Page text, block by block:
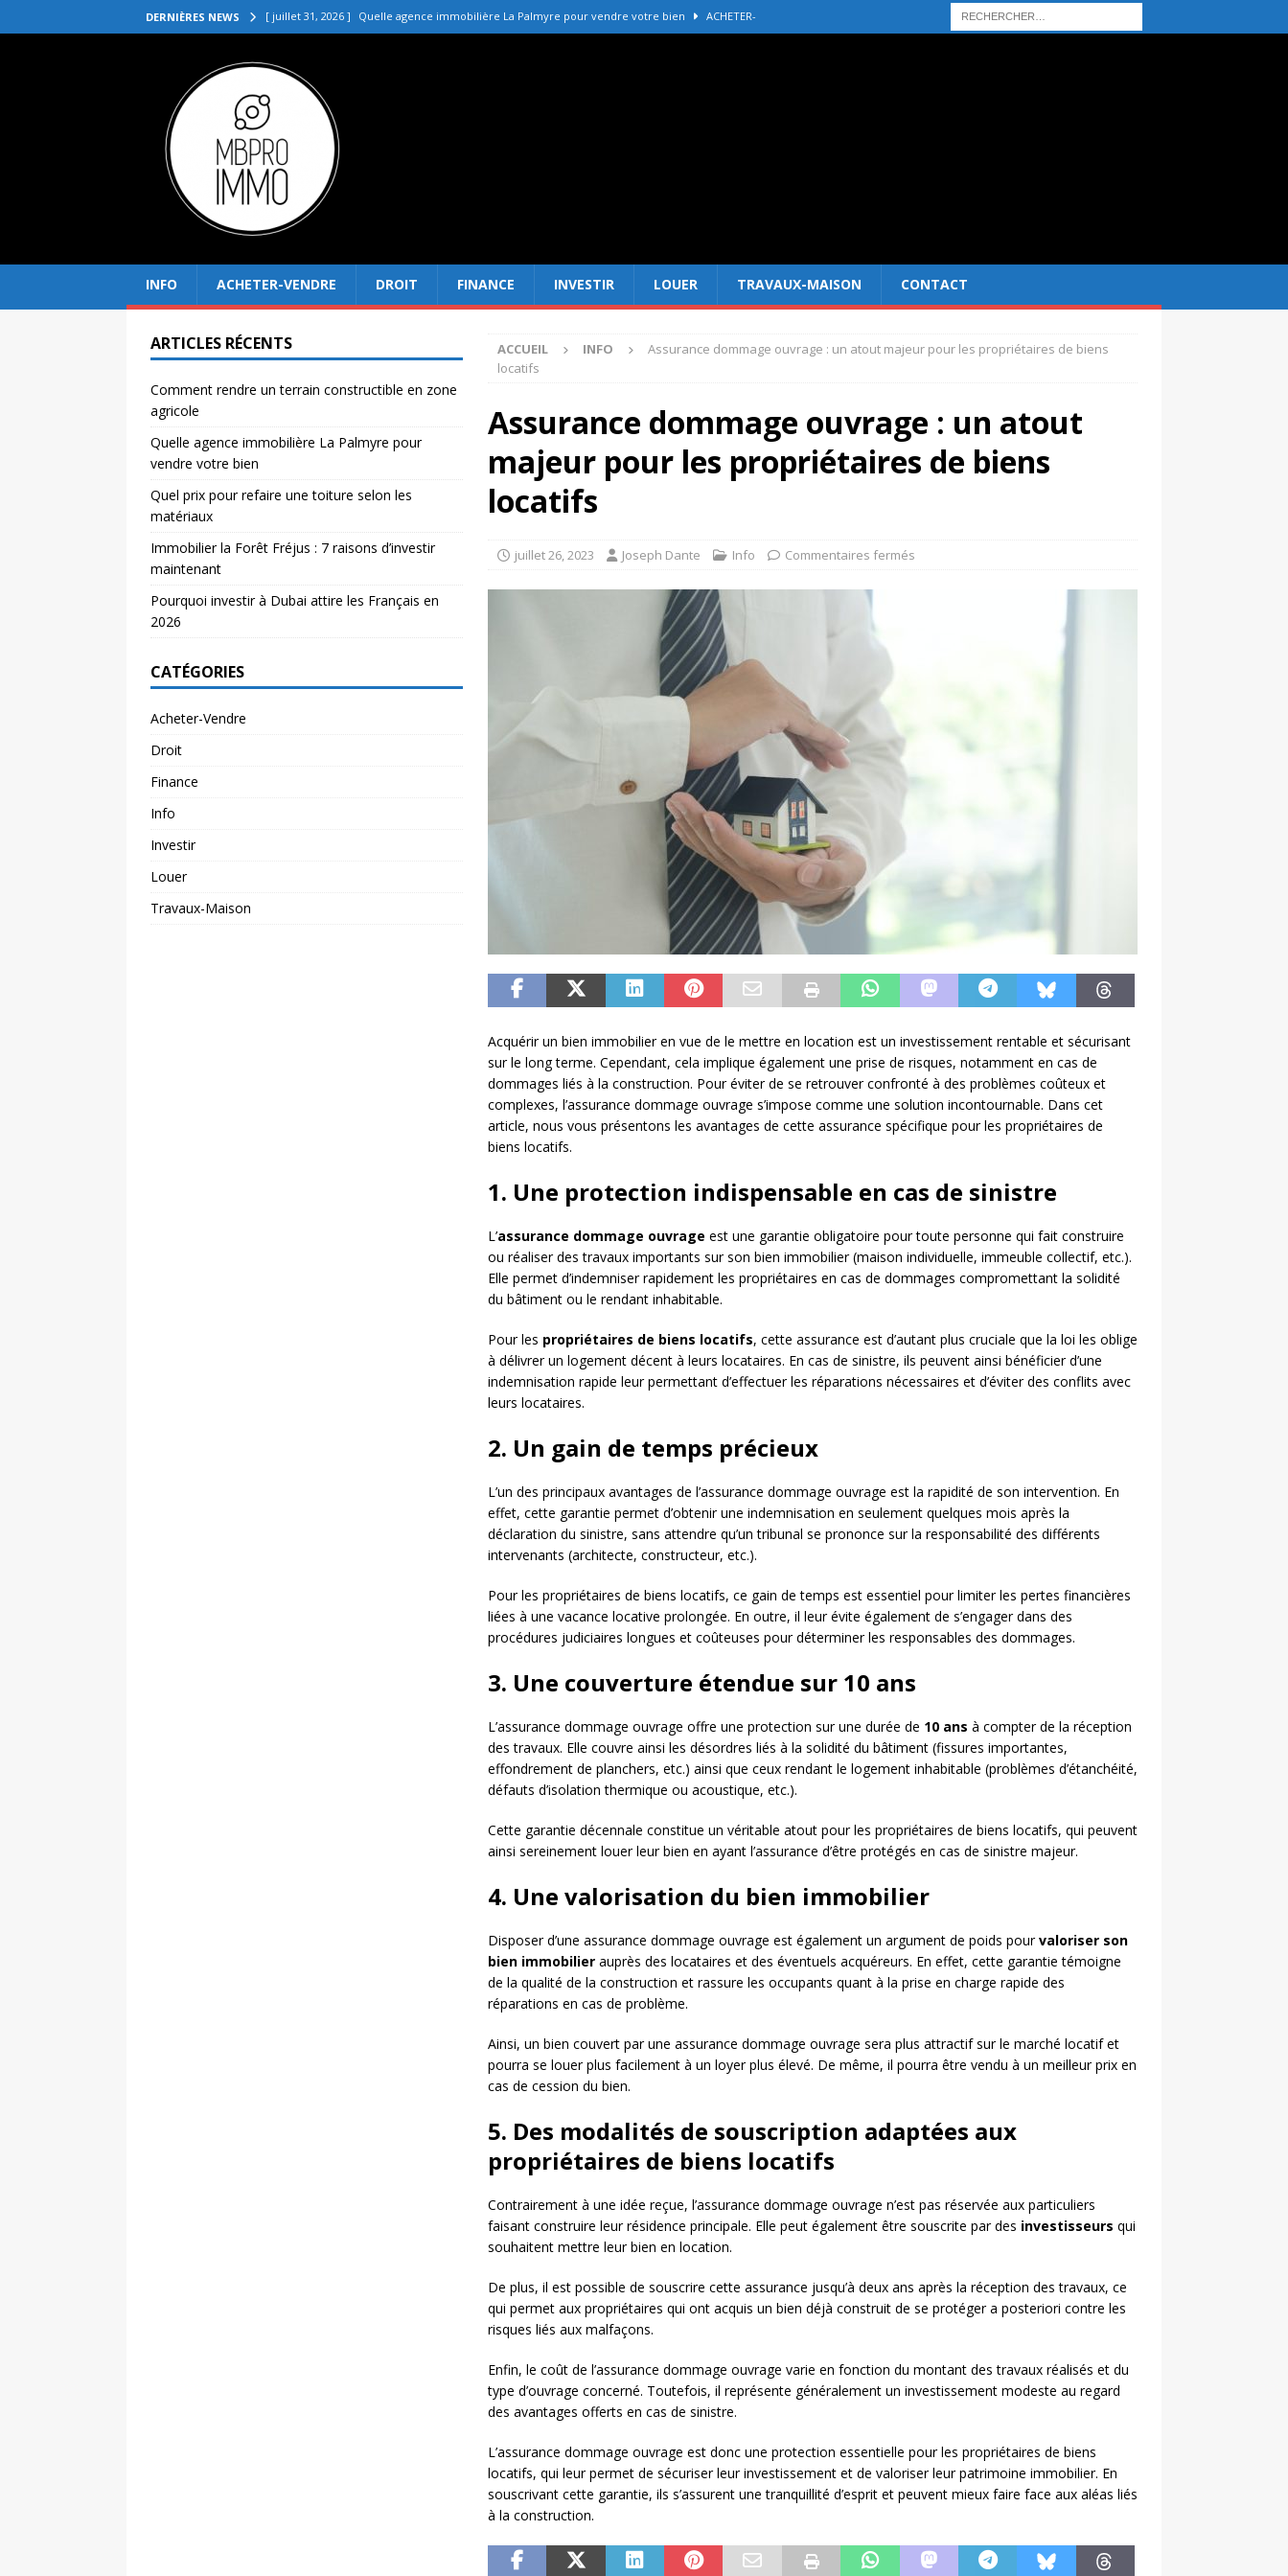
DERNIÈRES NEWS [ juillet 31, 2026 ] Quelle agence immobilière La Palmyre pour vendre votre bien ACHETER-
[ juillet 27, 2026 ]
[ juillet 23, 2026 ]
[ juillet 19, 2026 ]
[ août 4, 2026 ]
INFO ACHETER-VENDRE DROIT FINANCE INVESTIR LOUER TRAVAUX-MAISON CONTACT
ACCUEIL INFO
Assurance dommage ouvrage : un atout majeur pour les propriétaires de biens
locatifs
Assurance dommage ouvrage : un atout
majeur pour les propriétaires de biens
locatifs
juillet 26, 2023 Joseph Dante Info Commentaires fermés
Acquérir un bien immobilier en vue de le mettre en location est un investissement rentable et sécurisant
sur le long terme. Cependant, cela implique également une prise de risques, notamment en cas de
dommages liés à la construction. Pour éviter de se retrouver confronté à des problèmes coûteux et
complexes, l’assurance dommage ouvrage s’impose comme une solution incontournable. Dans cet
article, nous vous présentons les avantages de cette assurance spécifique pour les propriétaires de
biens locatifs.
1. Une protection indispensable en cas de sinistre
L’assurance dommage ouvrage est une garantie obligatoire pour toute personne qui fait construire
ou réaliser des travaux importants sur son bien immobilier (maison individuelle, immeuble collectif, etc.).
Elle permet d’indemniser rapidement les propriétaires en cas de dommages compromettant la solidité
du bâtiment ou le rendant inhabitable.
Pour les propriétaires de biens locatifs, cette assurance est d’autant plus cruciale que la loi les oblige
à délivrer un logement décent à leurs locataires. En cas de sinistre, ils peuvent ainsi bénéficier d’une
indemnisation rapide leur permettant d’effectuer les réparations nécessaires et d’éviter des conflits avec
leurs locataires.
2. Un gain de temps précieux
L’un des principaux avantages de l’assurance dommage ouvrage est la rapidité de son intervention. En
effet, cette garantie permet d’obtenir une indemnisation en seulement quelques mois après la
déclaration du sinistre, sans attendre qu’un tribunal se prononce sur la responsabilité des différents
intervenants (architecte, constructeur, etc.).
Pour les propriétaires de biens locatifs, ce gain de temps est essentiel pour limiter les pertes financières
liées à une vacance locative prolongée. En outre, il leur évite également de s’engager dans des
procédures judiciaires longues et coûteuses pour déterminer les responsables des dommages.
3. Une couverture étendue sur 10 ans
L’assurance dommage ouvrage offre une protection sur une durée de 10 ans à compter de la réception
des travaux. Elle couvre ainsi les désordres liés à la solidité du bâtiment (fissures importantes,
effondrement de planchers, etc.) ainsi que ceux rendant le logement inhabitable (problèmes d’étanchéité,
défauts d’isolation thermique ou acoustique, etc.).
Cette garantie décennale constitue un véritable atout pour les propriétaires de biens locatifs, qui peuvent
ainsi sereinement louer leur bien en ayant l’assurance d’être protégés en cas de sinistre majeur.
4. Une valorisation du bien immobilier
Disposer d’une assurance dommage ouvrage est également un argument de poids pourvaloriser son
bien immobilierauprès des locataires et des éventuels acquéreurs. En effet, cette garantie témoigne
de la qualité de la construction et rassure les occupants quant à la prise en charge rapide des
réparations en cas de problème.
Ainsi, un bien couvert par une assurance dommage ouvrage sera plus attractif sur le marché locatif et
pourra se louer plus facilement à un loyer plus élevé. De même, il pourra être vendu à un meilleur prix en
cas de cession du bien.
5. Des modalités de souscription adaptées aux
propriétaires de biens locatifs
Contrairement à une idée reçue, l’assurance dommage ouvrage n’est pas réservée aux particuliers
faisant construire leur résidence principale. Elle peut également être souscrite par des investisseurs qui
souhaitent mettre leur bien en location.
De plus, il est possible de souscrire cette assurance jusqu’à deux ans après la réception des travaux, ce
qui permet aux propriétaires qui ont acquis un bien déjà construit de se protéger a posteriori contre les
risques liés aux malfaçons.
Enfin, le coût de l’assurance dommage ouvrage varie en fonction du montant des travaux réalisés et du
type d’ouvrage concerné. Toutefois, il représente généralement un investissement modeste au regard
des avantages offerts en cas de sinistre.
L’assurance dommage ouvrage est donc une protection essentielle pour les propriétaires de biens
locatifs, qui leur permet de sécuriser leur investissement et de valoriser leur patrimoine immobilier. En
souscrivant cette garantie, ils s’assurent une tranquillité d’esprit et peuvent mieux faire face aux aléas liés
à la construction.
ARTICLES RÉCENTS
Comment rendre un terrain constructible en zone
agricole
Quelle agence immobilière La Palmyre pour
vendre votre bien
Quel prix pour refaire une toiture selon les
matériaux
Immobilier la Forêt Fréjus : 7 raisons d’investir
maintenant
Pourquoi investir à Dubai attire les Français en
2026
CATÉGORIES
Acheter-Vendre
Droit
Finance
Info
Investir
Louer
Travaux-Maison